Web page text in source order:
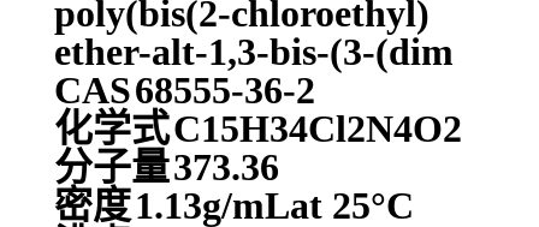
poly(bis(2-chloroethyl)
ether-alt-1,3-bis-(3-(dim
CAS68555-36-2
化学式C15H34Cl2N4O2
分子量373.36
密度1.13g/mLat 25°C